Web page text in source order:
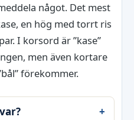
något. Det mest
en hög med torrt ris
I korsord är ”kase”
men även kortare
förekommer.